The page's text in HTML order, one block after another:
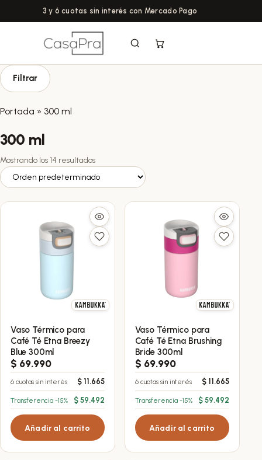
3 y 6 cuotas sin interés con Mercado Pago
Filtrar
Portada » 300 ml
300 ml
Mostrando los 14 resultados
Vaso Térmico para
Café Té Etna Breezy
Blue 300ml
$ 69.990
6 cuotas sin interés $ 11.665
Transferencia -15% $ 59.492
Añadir al carrito
Vaso Térmico para
Café Té Etna Brushing
Bride 300ml
$ 69.990
6 cuotas sin interés $11.665
Transferencia -15% $59.492
Añadir al carrito